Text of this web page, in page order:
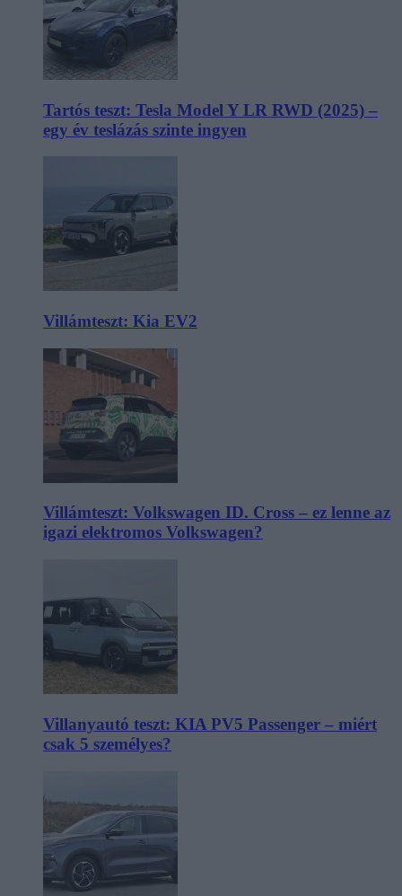
Tartós teszt: Tesla Model Y LR RWD (2025) –
egy év teslázás szinte ingyen
Villámteszt: Kia EV2
Villámteszt: Volkswagen ID. Cross – ez lenne az
igazi elektromos Volkswagen?
Villanyautó teszt: KIA PV5 Passenger – miért
csak 5 személyes?